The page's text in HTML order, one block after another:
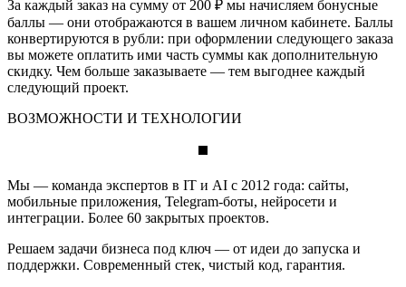
За каждый заказ на сумму от 200 ₽ мы начисляем бонусные
баллы — они отображаются в вашем личном кабинете. Баллы
конвертируются в рубли: при оформлении следующего заказа
вы можете оплатить ими часть суммы как дополнительную
скидку. Чем больше заказываете — тем выгоднее каждый
следующий проект.
ВОЗМОЖНОСТИ И ТЕХНОЛОГИИ
Мы — команда экспертов в IT и AI с 2012 года: сайты,
мобильные приложения, Telegram-боты, нейросети и
интеграции. Более 60 закрытых проектов.
Решаем задачи бизнеса под ключ — от идеи до запуска и
поддержки. Современный стек, чистый код, гарантия.